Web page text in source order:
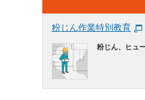
粉じん作業特別教育
粉じん、ヒュ